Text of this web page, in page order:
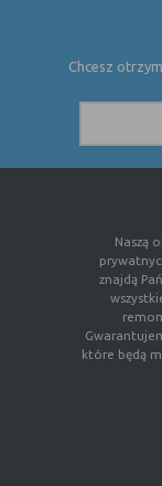
Chcesz
Naszą
znajdą
które będą